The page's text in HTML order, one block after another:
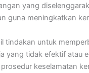
yang
guna meningkatkan
tindakan untuk
yang tidak efektif atau
keselamatan